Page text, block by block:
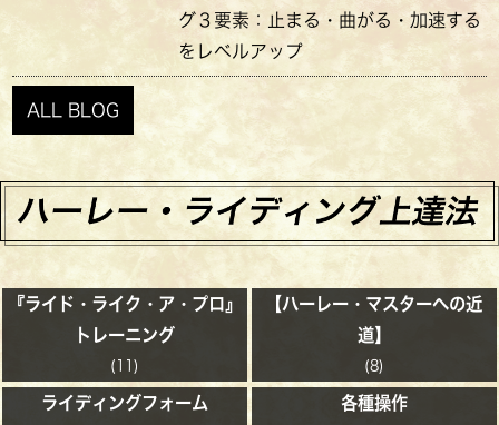
グ３要素：止まる・曲がる・加速する
をレベルアップ
ALL BLOG
『ライド・ライク・ア・プロ』
トレーニング
(11)
【ハーレー・マスターへの近
道】
(8)
ライディングフォーム 各種操作